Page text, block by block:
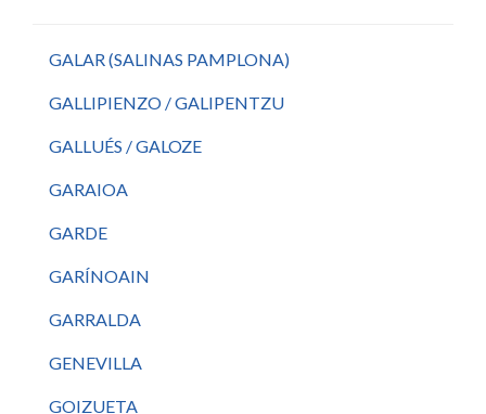
GALAR (SALINAS PAMPLONA)
GALLIPIENZO / GALIPENTZU
GALLUÉS / GALOZE
GARAIOA
GARDE
GARÍNOAIN
GARRALDA
GENEVILLA
GOIZUETA